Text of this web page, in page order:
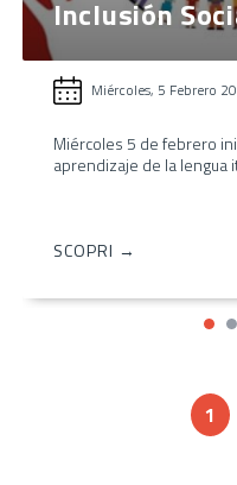
Inclusión
Miércoles, 5 Febrero
Miércoles 5 de febrero
aprendizaje de la lengua
SCOPRI →
1